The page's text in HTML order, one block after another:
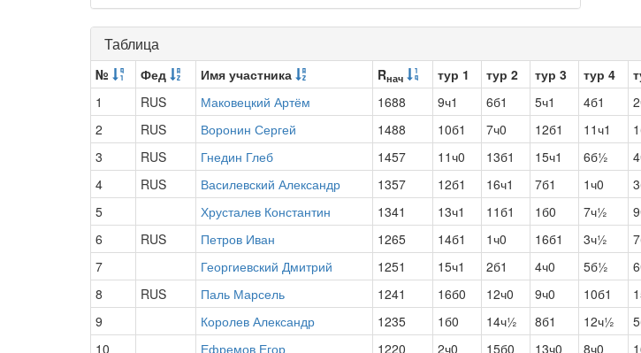
Таблица
№ Фед Имя участника Rнач тур 1 тур 2 тур 3 тур 4
1
RUS Маковецкий Артём 1688 9ч1 6б1 5ч1 4б1
2
RUS Воронин Сергей 1488 10б1 7ч0 12б1 11ч1
3
RUS Гнедин Глеб 1457 11ч0 13б1 15ч1 6б½
4
RUS Василевский Александр 1357 12б1 16ч1 7б1 1ч0
5
Хрусталев Константин 1341 13ч1 11б1 1б0 7ч½
6
RUS Петров Иван 1265 14б1 1ч0 16б1 3ч½
7
Георгиевский Дмитрий 1251 15ч1 2б1 4ч0 5б½
8
RUS Паль Марсель 1241 16б0 12ч0 9ч0 10б1
9
Королев Александр 1235 1б0 14ч½ 8б1 12ч½
10
Ефремов Егор 1220 2ч0 15б0 13ч0 8ч0